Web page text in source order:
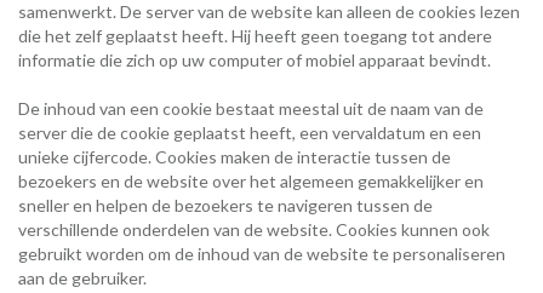
samenwerkt. De server van de website kan alleen de cookies lezen
die het zelf geplaatst heeft. Hij heeft geen toegang tot andere
informatie die zich op uw computer of mobiel apparaat bevindt.
De inhoud van een cookie bestaat meestal uit de naam van de
server die de cookie geplaatst heeft, een vervaldatum en een
unieke cijfercode. Cookies maken de interactie tussen de
bezoekers en de website over het algemeen gemakkelijker en
sneller en helpen de bezoekers te navigeren tussen de
verschillende onderdelen van de website. Cookies kunnen ook
gebruikt worden om de inhoud van de website te personaliseren
aan de gebruiker.